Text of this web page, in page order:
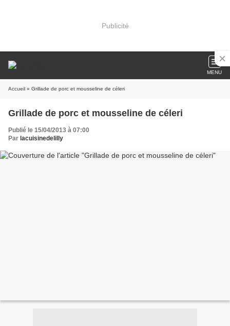
Publicité
MENU
Accueil » Grillade de porc et mousseline de céleri
Grillade de porc et mousseline de céleri
Publié le 15/04/2013 à 07:00
Par lacuisinedelilly